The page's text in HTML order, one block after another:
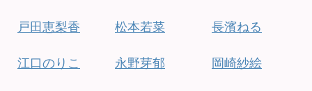
戸田恵梨香
江口のりこ
松本若菜
永野芽郁
長濱ねる
岡崎紗絵